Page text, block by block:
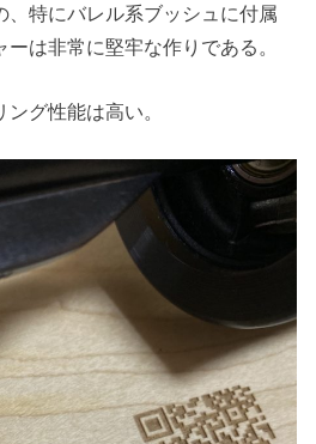
、特にバレル系ブッシュに付属
は非常に堅牢な作りである。
グ性能は高い。